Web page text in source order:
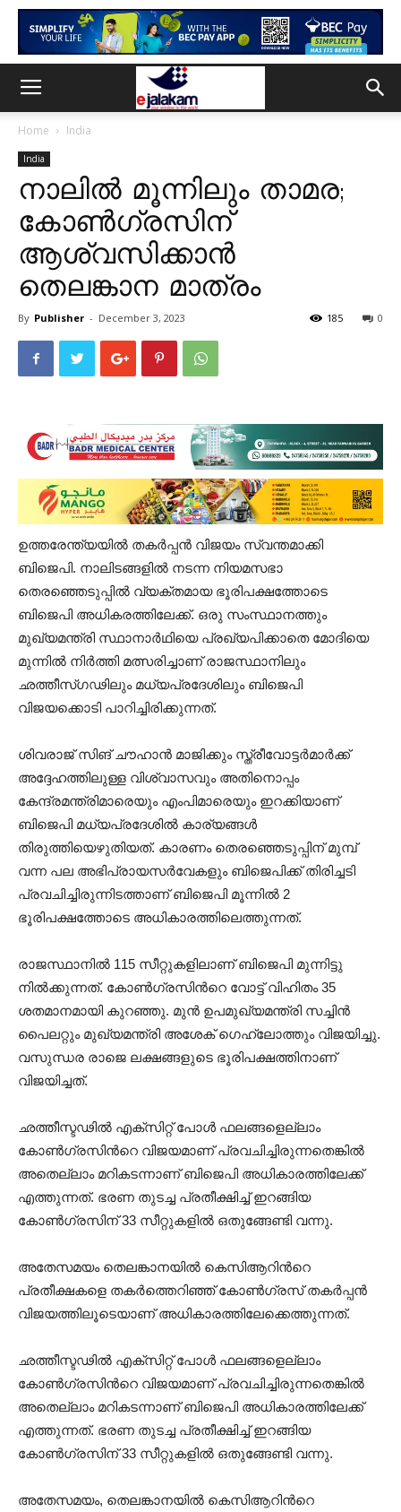
Home India
India
നാലിൽ മൂന്നിലും താമര;
കോൺഗ്രസിന്
ആശ്വസിക്കാൻ
തെലങ്കാന മാത്രം
By Publisher - December 3, 2023 0
185
ഉത്തരേന്ത്യയിൽ തകർപ്പൻ വിജയം സ്വന്തമാക്കി
ബിജെപി. നാലിടങ്ങളിൽ നടന്ന നിയമസഭാ
തെരഞ്ഞെടുപ്പിൽ വ്യക്തമായ ഭൂരിപക്ഷത്തോടെ
ബിജെപി അധികരത്തിലേക്ക്. ഒരു സംസ്ഥാനത്തും
മുഖ്യമന്ത്രി സ്ഥാനാർഥിയെ പ്രഖ്യപിക്കാതെ മോദിയെ
മുന്നിൽ നിർത്തി മത്സരിച്ചാണ് രാജസ്ഥാനിലും
ഛത്തീസ്ഗഢിലും മധ്യപ്രദേശിലും ബിജെപി
വിജയക്കൊടി പാറിച്ചിരിക്കുന്നത്.
ശിവരാജ് സിങ് ചൗഹാന്‍ മാജിക്കും സ്ത്രീവോട്ടര്‍മാര്‍ക്ക്‌
അദ്ദേഹത്തിലുള്ള വിശ്വാസവും അതിനൊപ്പം
കേന്ദ്രമന്ത്രിമാരെയും എംപിമാരെയും ഇറക്കിയാണ്
ബിജെപി മധ്യപ്രദേശില്‍ കാര്യങ്ങള്‍
തിരുത്തിയെഴുതിയത്. കാരണം തെരഞ്ഞെടുപ്പിന് മുമ്പ്
വന്ന പല അഭിപ്രായസര്‍വേകളും ബിജെപിക്ക് തിരിച്ചടി
പ്രവചിച്ചിരുന്നിടത്താണ് ബിജെപി മൂന്നിൽ 2
ഭൂരിപക്ഷത്തോടെ അധികാരത്തിലെത്തുന്നത്.
രാജസ്ഥാനിൽ 115 സീറ്റുകളിലാണ് ബിജെപി മുന്നിട്ടു
നിൽക്കുന്നത്. കോൺഗ്രസിന്‍റെ വോട്ട് വിഹിതം 35
ശതമാനമായി കുറഞ്ഞു. മുൻ ഉപമുഖ്യമന്ത്രി സച്ചിൻ
പൈലറ്റും മുഖ്യമന്ത്രി അശേക് ഗെഹ്ലോത്തും വിജയിച്ചു.
വസുന്ധര രാജെ ലക്ഷങ്ങളുടെ ഭൂരിപക്ഷത്തിനാണ്
വിജയിച്ചത്.
ഛത്തീസ്ടഢിൽ എക്സിറ്റ് പോൾ‌ ഫലങ്ങളെല്ലാം
കോൺഗ്രസിന്‍റെ വിജയമാണ് പ്രവചിച്ചിരുന്നതെങ്കിൽ
അതെല്ലാം മറികടന്നാണ് ബിജെപി അധികാരത്തിലേക്ക്
എത്തുന്നത്. ഭരണ തുടച്ച പ്രതീക്ഷിച്ച് ഇറങ്ങിയ
കോൺഗ്രസിന് 33 സീറ്റുകളിൽ ഒതുങ്ങേണ്ടി വന്നു.
അതേസമയം തെലങ്കാനയിൽ കെസിആറിന്‍റെ
പ്രതീക്ഷകളെ തകർത്തെറിഞ്ഞ് കോൺഗ്രസ് തകർപ്പൻ
വിജയത്തിലൂടെയാണ് അധികാരത്തിലേക്കെത്തുന്നത്.
ഛത്തീസ്ടഢിൽ എക്സിറ്റ് പോൾ‌ ഫലങ്ങളെല്ലാം
കോൺഗ്രസിന്‍റെ വിജയമാണ് പ്രവചിച്ചിരുന്നതെങ്കിൽ
അതെല്ലാം മറികടന്നാണ് ബിജെപി അധികാരത്തിലേക്ക്
എത്തുന്നത്. ഭരണ തുടച്ച പ്രതീക്ഷിച്ച് ഇറങ്ങിയ
കോൺഗ്രസിന് 33 സീറ്റുകളിൽ ഒതുങ്ങേണ്ടി വന്നു.
അതേസമയം, തെലങ്കാനയിൽ കെസിആറിന്‍റെ